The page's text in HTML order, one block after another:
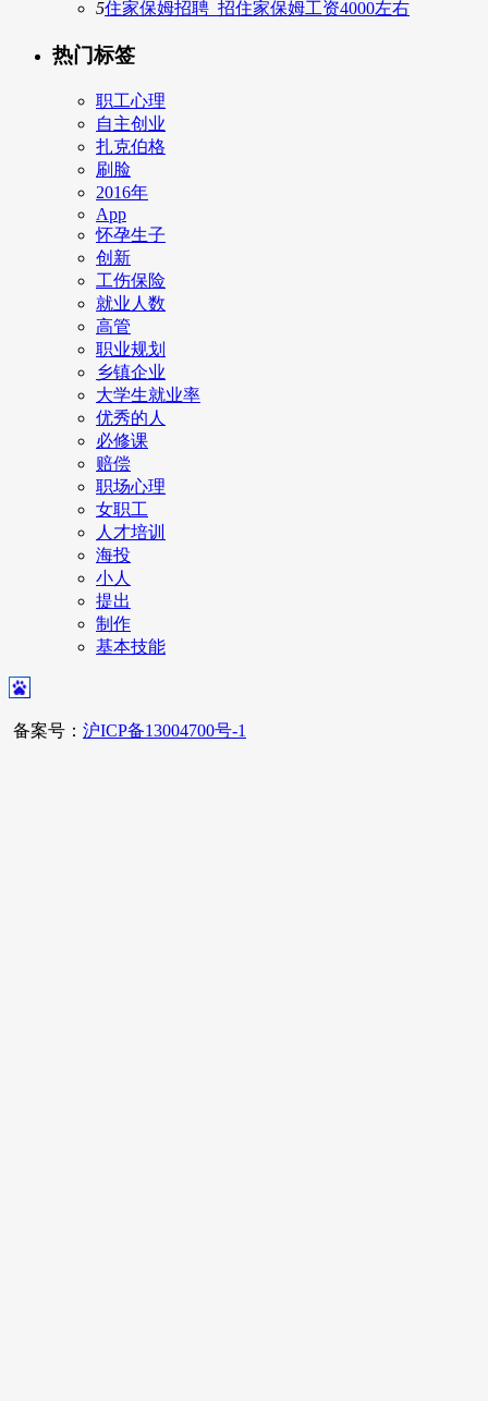
5住家保姆招聘_招住家保姆工资4000左右
热门标签
职工心理
自主创业
扎克伯格
刷脸
2016年
App
怀孕生子
创新
工伤保险
就业人数
高管
职业规划
乡镇企业
大学生就业率
优秀的人
必修课
赔偿
职场心理
女职工
人才培训
海投
小人
提出
制作
基本技能
备案号： 沪ICP备13004700号-1